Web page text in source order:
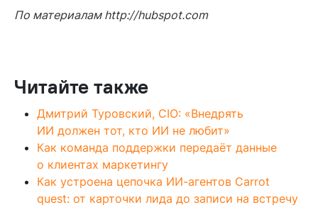
По материалам http://hubspot.com
Читайте также
Дмитрий Туровский, CIO: «Внедрять
ИИ должен тот, кто ИИ не любит»
Как команда поддержки передаёт данные
о клиентах маркетингу
Как устроена цепочка ИИ-агентов Carrot
quest: от карточки лида до записи на встречу